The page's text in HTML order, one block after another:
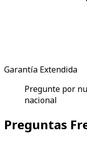
Garantía Extendida
Pregunte por
nacional
Preguntas